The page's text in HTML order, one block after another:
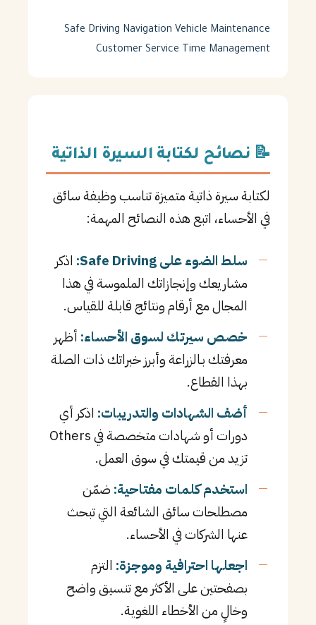
Safe Driving Navigation Vehicle Maintenance
Customer Service Time Management
📝 نصائح لكتابة السيرة الذاتية
لكتابة سيرة ذاتية متميزة تناسب وظيفة سائق
في الأحساء، اتبع هذه النصائح المهمة:
سلط الضوء على Safe Driving:
اذكر
مشاريعك وإنجازاتك الملموسة في هذا
المجال مع أرقام ونتائج قابلة للقياس.
خصص سيرتك لسوق الأحساء: أظهر
معرفتك بـالزراعة وأبرز خبراتك ذات الصلة
بهذا القطاع.
أضف الشهادات والتدريبات: اذكر أي
دورات أو شهادات متخصصة في Others
تزيد من قيمتك في سوق العمل.
استخدم كلمات مفتاحية: ضمّن
مصطلحات سائق الشائعة التي تبحث
عنها الشركات في الأحساء.
اجعلها احترافية وموجزة: التزم
بصفحتين على الأكثر مع تنسيق واضح
وخالٍ من الأخطاء اللغوية.